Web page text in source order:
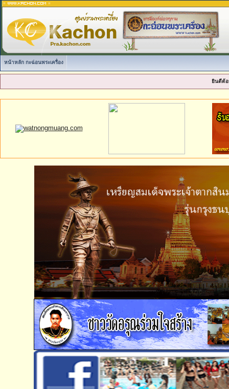
หน้าหลัก กะฉ่อนพระเครื่อง
ยินดีต้อ